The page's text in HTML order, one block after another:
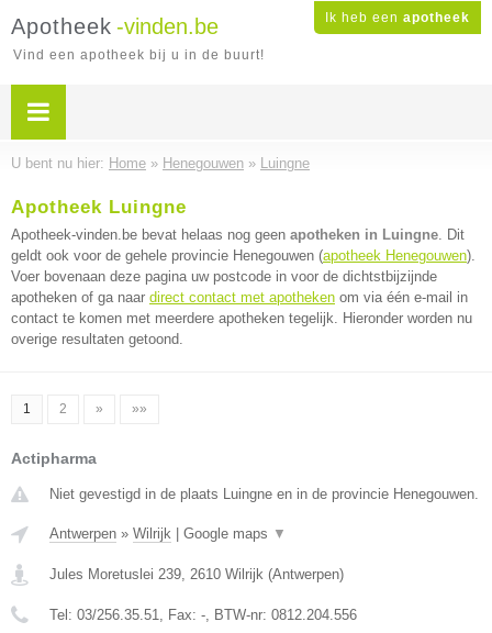
Ik heb een apotheek
Apotheek -vinden.be
Vind een apotheek bij u in de buurt!
U bent nu hier: Home » Henegouwen » Luingne
Apotheek Luingne
Apotheek-vinden.be bevat helaas nog geen apotheken in Luingne. Dit
geldt ook voor de gehele provincie Henegouwen (apotheek Henegouwen).
Voer bovenaan deze pagina uw postcode in voor de dichtstbijzijnde
apotheken of ga naar direct contact met apotheken om via één e-mail in
contact te komen met meerdere apotheken tegelijk. Hieronder worden nu
overige resultaten getoond.
1 2 » »»
Actipharma
Niet gevestigd in de plaats Luingne en in de provincie Henegouwen.
Antwerpen » Wilrijk Google maps ▼
Jules Moretuslei 239, 2610 Wilrijk (Antwerpen)
Tel: 03/256.35.51, Fax: -, BTW-nr: 0812.204.556